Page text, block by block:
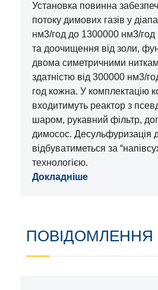
Установка повинна
потоку димових газів у
нм3/год до 1300000 нм3/год
та доочищення від золи,
двома симетричними
здатністю від 300000 нм3/
год кожна. У комплектацію
входитимуть реактор з
шаром, рукавний фільтр,
димосос. Десульфуризація
відбуватиметься за
технологією.
Докладніше
ПОВІДОМЛЕННЯ